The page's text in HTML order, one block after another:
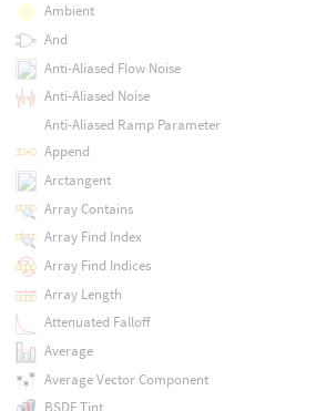
Ambient
And
Anti-Aliased Flow Noise
Anti-Aliased Noise
Anti-Aliased Ramp Parameter
Append
Arctangent
Array Contains
Array Find Index
Array Find Indices
Array Length
Attenuated Falloff
Average
Average Vector Component